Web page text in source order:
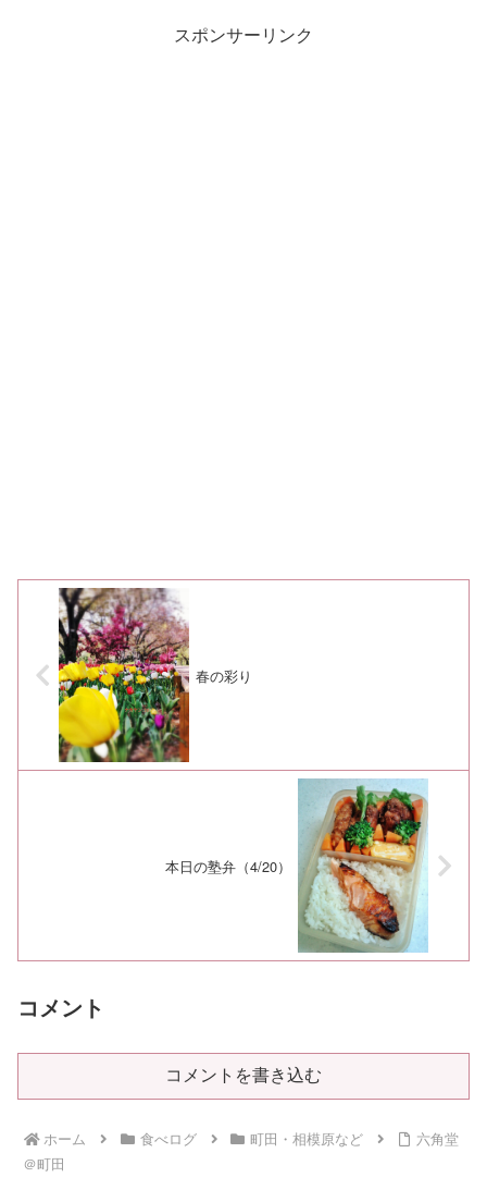
スポンサーリンク
春の彩り
本日の塾弁（4/20）
コメント
コメントを書き込む
ホーム 食べログ 町田・相模原など
六角堂
＠町田